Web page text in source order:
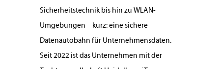
Sicherheitstechnik bis hin zu WLAN-
Umgebungen – kurz: eine sichere
Datenautobahn für Unternehmensdaten.
Seit 2022 ist das Unternehmen mit der